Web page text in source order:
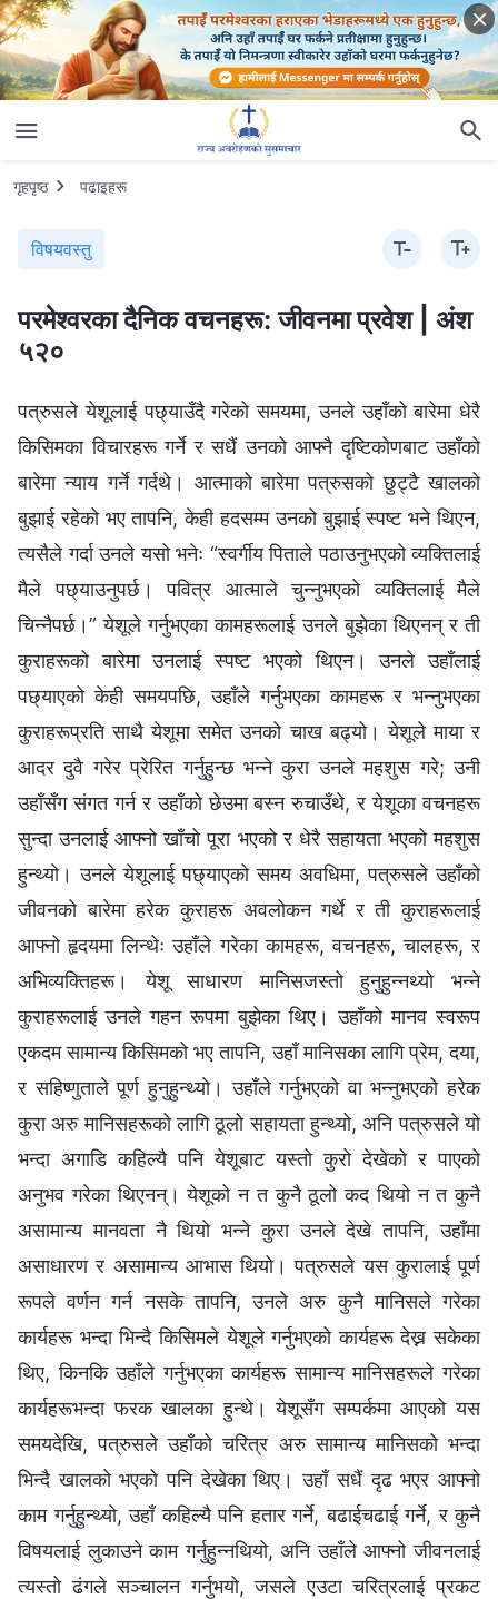
गृहपृष्ठ पढाइहरू
विषयवस्तु
परमेश्‍वरका दैनिक वचनहरू: जीवनमा प्रवेश | अंश
५२०
पत्रुसले येशूलाई पछ्याउँदै गरेको समयमा, उनले उहाँको बारेमा धेरै
किसिमका विचारहरू गर्ने र सधैं उनको आफ्नै दृष्टिकोणबाट उहाँको
बारेमा न्याय गर्ने गर्दथे। आत्माको बारेमा पत्रुसको छुट्टै खालको
बुझाई रहेको भए तापनि, केही हदसम्म उनको बुझाई स्पष्ट भने थिएन,
त्यसैले गर्दा उनले यसो भनेः “स्वर्गीय पिताले पठाउनुभएको व्यक्तिलाई
मैले पछ्याउनुपर्छ। पवित्र आत्माले चुन्नुभएको व्यक्तिलाई मैले
चिन्नैपर्छ।” येशूले गर्नुभएका कामहरूलाई उनले बुझेका थिएनन् र ती
कुराहरूको बारेमा उनलाई स्पष्ट भएको थिएन। उनले उहाँलाई
पछ्याएको केही समयपछि, उहाँले गर्नुभएका कामहरू र भन्नुभएका
कुराहरूप्रति साथै येशूमा समेत उनको चाख बढ्यो। येशूले माया र
आदर दुवै गरेर प्रेरित गर्नुहुन्छ भन्ने कुरा उनले महशुस गरे; उनी
उहाँसँग संगत गर्न र उहाँको छेउमा बस्न रुचाउँथे, र येशूका वचनहरू
सुन्दा उनलाई आफ्नो खाँचो पूरा भएको र धेरै सहायता भएको महशुस
हुन्थ्यो। उनले येशूलाई पछ्याएको समय अवधिमा, पत्रुसले उहाँको
जीवनको बारेमा हरेक कुराहरू अवलोकन गर्थे र ती कुराहरूलाई
आफ्नो हृदयमा लिन्थेः उहाँले गरेका कामहरू, वचनहरू, चालहरू, र
अभिव्यक्तिहरू। येशू साधारण मानिसजस्तो हुनुहुन्नथ्यो भन्ने
कुराहरूलाई उनले गहन रूपमा बुझेका थिए। उहाँको मानव स्वरूप
एकदम सामान्य किसिमको भए तापनि, उहाँ मानिसका लागि प्रेम, दया,
र सहिष्णुताले पूर्ण हुनुहुन्थ्यो। उहाँले गर्नुभएको वा भन्नुभएको हरेक
कुरा अरु मानिसहरूको लागि ठूलो सहायता हुन्थ्यो, अनि पत्रुसले यो
भन्दा अगाडि कहिल्यै पनि येशूबाट यस्तो कुरो देखेको र पाएको
अनुभव गरेका थिएनन्। येशूको न त कुनै ठूलो कद थियो न त कुनै
असामान्य मानवता नै थियो भन्ने कुरा उनले देखे तापनि, उहाँमा
असाधारण र असामान्य आभास थियो। पत्रुसले यस कुरालाई पूर्ण
रूपले वर्णन गर्न नसके तापनि, उनले अरु कुनै मानिसले गरेका
कार्यहरू भन्दा भिन्दै किसिमले येशूले गर्नुभएको कार्यहरू देख्न सकेका
थिए, किनकि उहाँले गर्नुभएका कार्यहरू सामान्य मानिसहरूले गरेका
कार्यहरूभन्दा फरक खालका हुन्थे। येशूसँग सम्पर्कमा आएको यस
समयदेखि, पत्रुसले उहाँको चरित्र अरु सामान्य मानिसको भन्दा
भिन्दै खालको भएको पनि देखेका थिए। उहाँ सधैं दृढ भएर आफ्नो
काम गर्नुहुन्थ्यो, उहाँ कहिल्यै पनि हतार गर्ने, बढाईचढाई गर्ने, र कुनै
विषयलाई लुकाउने काम गर्नुहुन्नथियो, अनि उहाँले आफ्नो जीवनलाई
त्यस्तो ढंगले सञ्चालन गर्नुभयो, जसले एउटा चरित्रलाई प्रकट